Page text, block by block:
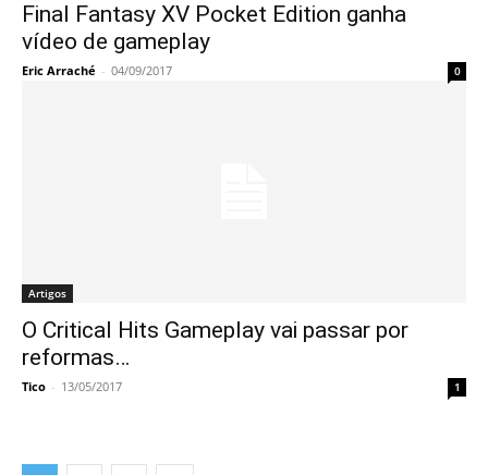
Final Fantasy XV Pocket Edition ganha
vídeo de gameplay
Eric Arraché - 04/09/2017 0
Artigos
O Critical Hits Gameplay vai passar por
reformas…
Tico - 13/05/2017 1